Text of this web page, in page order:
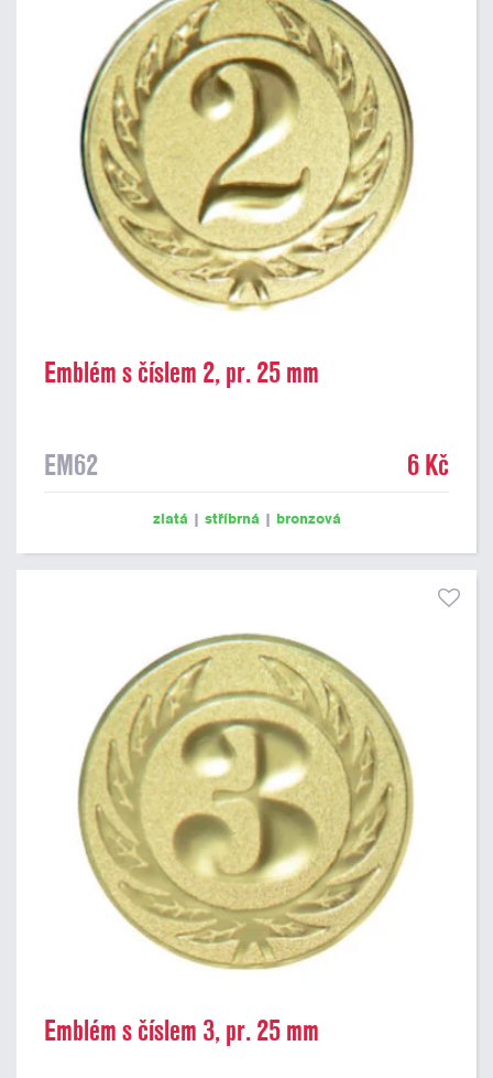
Emblém s číslem 2, pr. 25 mm
EM62 6 Kč
zlatá | stříbrná | bronzová
Emblém s číslem 3, pr. 25 mm